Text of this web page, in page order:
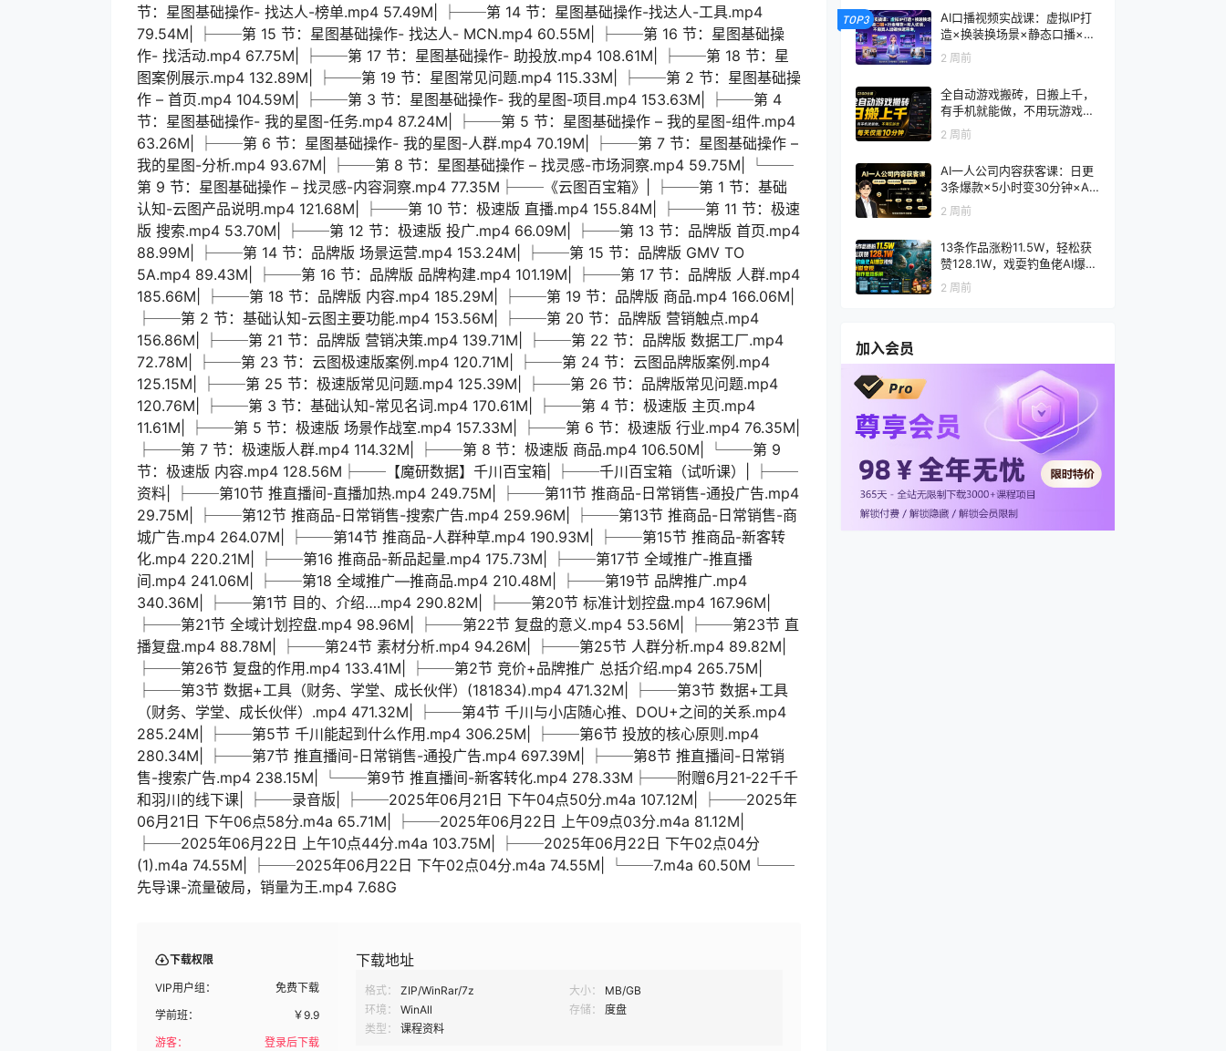
节：星图基础操作- 找达人-榜单.mp4 57.49M| ├──第 14 节：星图基础操作-找达人-工具.mp4
79.54M| ├──第 15 节：星图基础操作- 找达人- MCN.mp4 60.55M| ├──第 16 节：星图基础操
作- 找活动.mp4 67.75M| ├──第 17 节：星图基础操作- 助投放.mp4 108.61M| ├──第 18 节：星
图案例展示.mp4 132.89M| ├──第 19 节：星图常见问题.mp4 115.33M| ├──第 2 节：星图基础操
作 – 首页.mp4 104.59M| ├──第 3 节：星图基础操作- 我的星图-项目.mp4 153.63M| ├──第 4
节：星图基础操作- 我的星图-任务.mp4 87.24M| ├──第 5 节：星图基础操作 – 我的星图-组件.mp4
63.26M| ├──第 6 节：星图基础操作- 我的星图-人群.mp4 70.19M| ├──第 7 节：星图基础操作 –
我的星图-分析.mp4 93.67M| ├──第 8 节：星图基础操作 – 找灵感-市场洞察.mp4 59.75M| └──
第 9 节：星图基础操作 – 找灵感-内容洞察.mp4 77.35M├──《云图百宝箱》| ├──第 1 节：基础
认知-云图产品说明.mp4 121.68M| ├──第 10 节：极速版 直播.mp4 155.84M| ├──第 11 节：极速
版 搜索.mp4 53.70M| ├──第 12 节：极速版 投广.mp4 66.09M| ├──第 13 节：品牌版 首页.mp4
88.99M| ├──第 14 节：品牌版 场景运营.mp4 153.24M| ├──第 15 节：品牌版 GMV TO
5A.mp4 89.43M| ├──第 16 节：品牌版 品牌构建.mp4 101.19M| ├──第 17 节：品牌版 人群.mp4
185.66M| ├──第 18 节：品牌版 内容.mp4 185.29M| ├──第 19 节：品牌版 商品.mp4 166.06M|
├──第 2 节：基础认知-云图主要功能.mp4 153.56M| ├──第 20 节：品牌版 营销触点.mp4
156.86M| ├──第 21 节：品牌版 营销决策.mp4 139.71M| ├──第 22 节：品牌版 数据工厂.mp4
72.78M| ├──第 23 节：云图极速版案例.mp4 120.71M| ├──第 24 节：云图品牌版案例.mp4
125.15M| ├──第 25 节：极速版常见问题.mp4 125.39M| ├──第 26 节：品牌版常见问题.mp4
120.76M| ├──第 3 节：基础认知-常见名词.mp4 170.61M| ├──第 4 节：极速版 主页.mp4
11.61M| ├──第 5 节：极速版 场景作战室.mp4 157.33M| ├──第 6 节：极速版 行业.mp4 76.35M|
├──第 7 节：极速版人群.mp4 114.32M| ├──第 8 节：极速版 商品.mp4 106.50M| └──第 9
节：极速版 内容.mp4 128.56M├──【魔研数据】千川百宝箱| ├──千川百宝箱（试听课）| ├──
资料| ├──第10节 推直播间-直播加热.mp4 249.75M| ├──第11节 推商品-日常销售-通投广告.mp4
29.75M| ├──第12节 推商品-日常销售-搜索广告.mp4 259.96M| ├──第13节 推商品-日常销售-商
城广告.mp4 264.07M| ├──第14节 推商品-人群种草.mp4 190.93M| ├──第15节 推商品-新客转
化.mp4 220.21M| ├──第16 推商品-新品起量.mp4 175.73M| ├──第17节 全域推广-推直播
间.mp4 241.06M| ├──第18 全域推广—推商品.mp4 210.48M| ├──第19节 品牌推广.mp4
340.36M| ├──第1节 目的、介绍….mp4 290.82M| ├──第20节 标准计划控盘.mp4 167.96M|
├──第21节 全域计划控盘.mp4 98.96M| ├──第22节 复盘的意义.mp4 53.56M| ├──第23节 直
播复盘.mp4 88.78M| ├──第24节 素材分析.mp4 94.26M| ├──第25节 人群分析.mp4 89.82M|
├──第26节 复盘的作用.mp4 133.41M| ├──第2节 竞价+品牌推广 总括介绍.mp4 265.75M|
├──第3节 数据+工具（财务、学堂、成长伙伴）(181834).mp4 471.32M| ├──第3节 数据+工具
（财务、学堂、成长伙伴）.mp4 471.32M| ├──第4节 千川与小店随心推、DOU+之间的关系.mp4
285.24M| ├──第5节 千川能起到什么作用.mp4 306.25M| ├──第6节 投放的核心原则.mp4
280.34M| ├──第7节 推直播间-日常销售-通投广告.mp4 697.39M| ├──第8节 推直播间-日常销
售-搜索广告.mp4 238.15M| └──第9节 推直播间-新客转化.mp4 278.33M├──附赠6月21-22千千
和羽川的线下课| ├──录音版| ├──2025年06月21日 下午04点50分.m4a 107.12M| ├──2025年
06月21日 下午06点58分.m4a 65.71M| ├──2025年06月22日 上午09点03分.m4a 81.12M|
├──2025年06月22日 上午10点44分.m4a 103.75M| ├──2025年06月22日 下午02点04分
(1).m4a 74.55M| ├──2025年06月22日 下午02点04分.m4a 74.55M| └──7.m4a 60.50M└──
先导课-流量破局，销量为王.mp4 7.68G
下载权限
VIP用户组：
免费下载
学前班：
￥9.9
游客：
登录后下载
下载地址
格式： ZIP/WinRar/7z 大小：
MB/GB
环境：
WinAll 存储：
度盘
类型：
课程资料
TOP3
AI口播视频实战课：虚拟IP打
造×换装换场景×静态口播×行
走带货×双人访谈，不用真人
出镜快速落地
2 周前
全自动游戏搬砖，日搬上千，
有手机就能做，不用玩游戏，
每天仅需10分钟
2 周前
AI一人公司内容获客课：日更
3条爆款×5小时变30分钟×AI
员工自动打工，轻松实现多平
台获客
2 周前
13条作品涨粉11.5W，轻松获
赞128.1W，戏耍钓鱼佬AI爆款
视频，多渠道变现，全套制作
思路拆解
2 周前
加入会员